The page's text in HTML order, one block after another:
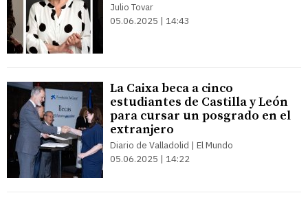
Julio Tovar
05.06.2025 | 14:43
La Caixa beca a cinco
estudiantes de Castilla y León
para cursar un posgrado en el
extranjero
Diario de Valladolid | El Mundo
05.06.2025 | 14:22